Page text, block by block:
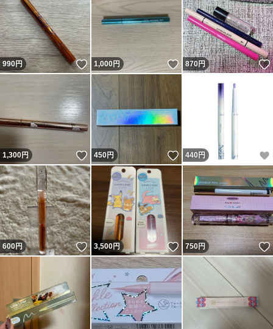
990円 いいね！
1,000円 いいね！
870円
1,300円 いいね！
450円 いいね！
440 円
600円 いいね！
3,500円 いいね！
750円